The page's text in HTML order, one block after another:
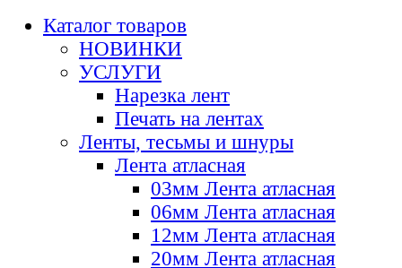
Каталог товаров
НОВИНКИ
УСЛУГИ
Нарезка лент
Печать на лентах
Ленты, тесьмы и шнуры
Лента атласная
03мм Лента атласная
06мм Лента атласная
12мм Лента атласная
20мм Лента атласная